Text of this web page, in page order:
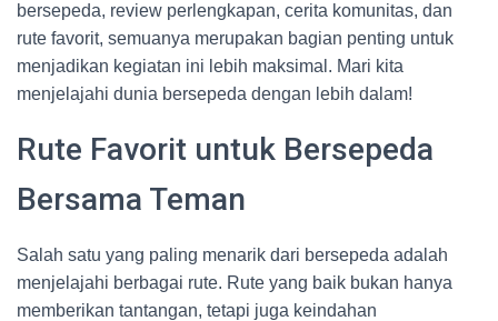
bersepeda, review perlengkapan, cerita komunitas, dan
rute favorit, semuanya merupakan bagian penting untuk
menjadikan kegiatan ini lebih maksimal. Mari kita
menjelajahi dunia bersepeda dengan lebih dalam!
Rute Favorit untuk Bersepeda
Bersama Teman
Salah satu yang paling menarik dari bersepeda adalah
menjelajahi berbagai rute. Rute yang baik bukan hanya
memberikan tantangan, tetapi juga keindahan